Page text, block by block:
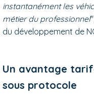
instantanément les
métier du professionnel
du développement de
Un avantage
sous protocole